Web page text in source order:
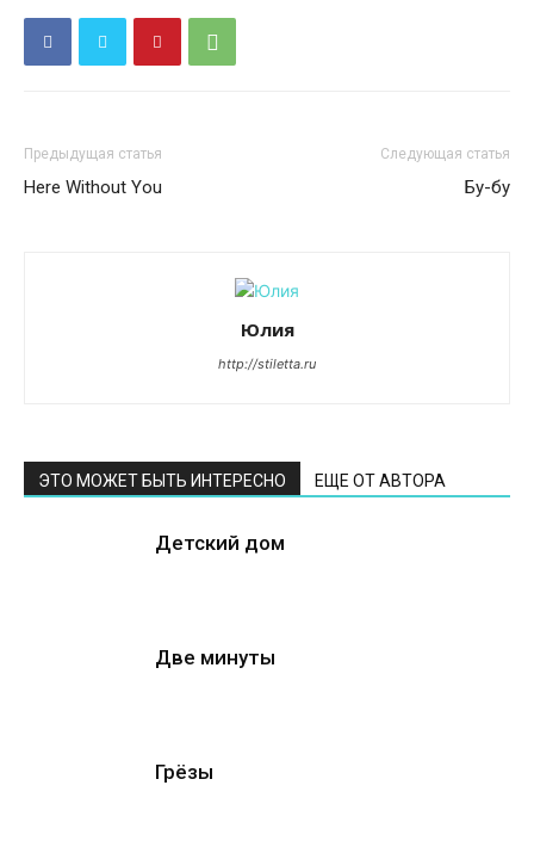
Предыдущая статья
Here Without You
Следующая статья
Бу-бу
Юлия
http://stiletta.ru
ЭТО МОЖЕТ БЫТЬ ИНТЕРЕСНО ЕЩЕ ОТ АВТОРА
Детский дом
Две минуты
Грёзы